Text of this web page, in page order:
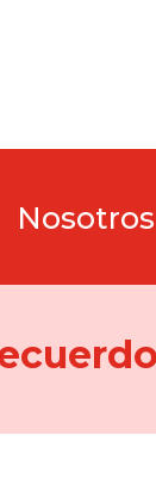
Nosotros